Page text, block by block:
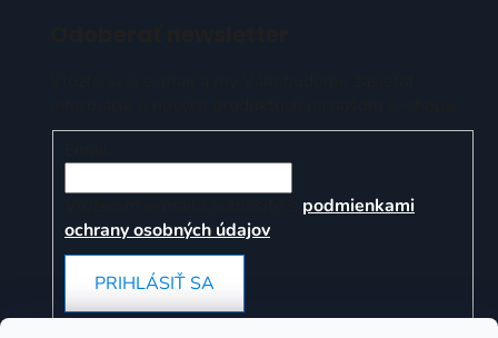
podmienkami
ochrany osobných údajov
PRIHLÁSIŤ SA